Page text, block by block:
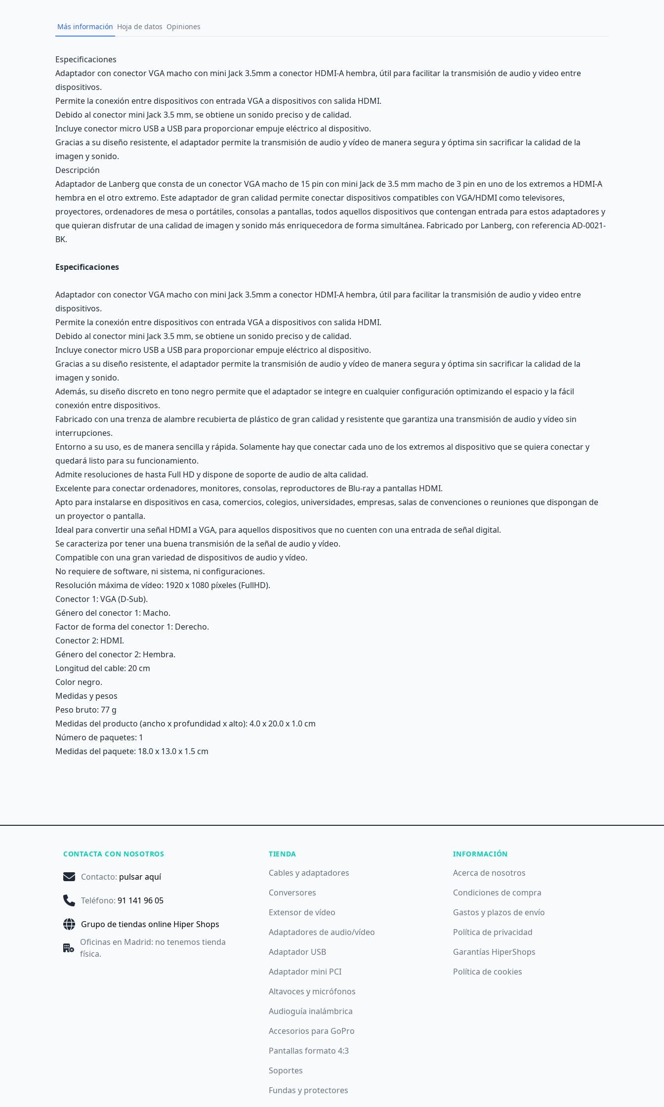
Más información Hoja de datos Opiniones
Description
Especificaciones
Adaptador con conector VGA macho con mini Jack 3.5mm a conector HDMI-A hembra, útil para facilitar la transmisión de audio y video entre
dispositivos.
Permite la conexión entre dispositivos con entrada VGA a dispositivos con salida HDMI.
Debido al conector mini Jack 3.5 mm, se obtiene un sonido preciso y de calidad.
Incluye conector micro USB a USB para proporcionar empuje eléctrico al dispositivo.
Gracias a su diseño resistente, el adaptador permite la transmisión de audio y vídeo de manera segura y óptima sin sacrificar la calidad de la
imagen y sonido.
Descripción
Adaptador de Lanberg que consta de un conector VGA macho de 15 pin con mini Jack de 3.5 mm macho de 3 pin en uno de los extremos a HDMI-A
hembra en el otro extremo. Este adaptador de gran calidad permite conectar dispositivos compatibles con VGA/HDMI como televisores,
proyectores, ordenadores de mesa o portátiles, consolas a pantallas, todos aquellos dispositivos que contengan entrada para estos adaptadores y
que quieran disfrutar de una calidad de imagen y sonido más enriquecedora de forma simultánea. Fabricado por Lanberg, con referencia AD-0021-
BK.
Especificaciones
Adaptador con conector VGA macho con mini Jack 3.5mm a conector HDMI-A hembra, útil para facilitar la transmisión de audio y video entre
dispositivos.
Permite la conexión entre dispositivos con entrada VGA a dispositivos con salida HDMI.
Debido al conector mini Jack 3.5 mm, se obtiene un sonido preciso y de calidad.
Incluye conector micro USB a USB para proporcionar empuje eléctrico al dispositivo.
Gracias a su diseño resistente, el adaptador permite la transmisión de audio y vídeo de manera segura y óptima sin sacrificar la calidad de la
imagen y sonido.
Además, su diseño discreto en tono negro permite que el adaptador se integre en cualquier configuración optimizando el espacio y la fácil
conexión entre dispositivos.
Fabricado con una trenza de alambre recubierta de plástico de gran calidad y resistente que garantiza una transmisión de audio y vídeo sin
interrupciones.
Entorno a su uso, es de manera sencilla y rápida. Solamente hay que conectar cada uno de los extremos al dispositivo que se quiera conectar y
quedará listo para su funcionamiento.
Admite resoluciones de hasta Full HD y dispone de soporte de audio de alta calidad.
Excelente para conectar ordenadores, monitores, consolas, reproductores de Blu-ray a pantallas HDMI.
Apto para instalarse en dispositivos en casa, comercios, colegios, universidades, empresas, salas de convenciones o reuniones que dispongan de
un proyector o pantalla.
Ideal para convertir una señal HDMI a VGA, para aquellos dispositivos que no cuenten con una entrada de señal digital.
Se caracteriza por tener una buena transmisión de la señal de audio y vídeo.
Compatible con una gran variedad de dispositivos de audio y vídeo.
No requiere de software, ni sistema, ni configuraciones.
Resolución máxima de vídeo: 1920 x 1080 píxeles (FullHD).
Conector 1: VGA (D-Sub).
Género del conector 1: Macho.
Factor de forma del conector 1: Derecho.
Conector 2: HDMI.
Género del conector 2: Hembra.
Longitud del cable: 20 cm
Color negro.
Medidas y pesos
Peso bruto: 77 g
Medidas del producto (ancho x profundidad x alto): 4.0 x 20.0 x 1.0 cm
Número de paquetes: 1
Medidas del paquete: 18.0 x 13.0 x 1.5 cm
CONTACTA CON NOSOTROS
Contacto: pulsar aquí
Teléfono: 91 141 96 05
Grupo de tiendas online Hiper Shops
Oficinas en Madrid: no tenemos tienda
física.
TIENDA
Cables y adaptadores
Conversores
Extensor de vídeo
Adaptadores de audio/vídeo
Adaptador USB
Adaptador mini PCI
Altavoces y micrófonos
Audioguía inalámbrica
Accesorios para GoPro
Pantallas formato 4:3
Soportes
Fundas y protectores
INFORMACIÓN
Acerca de nosotros
Condiciones de compra
Gastos y plazos de envío
Política de privacidad
Garantías HiperShops
Política de cookies